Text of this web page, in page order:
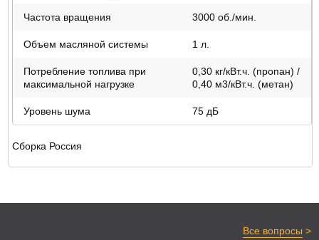
Частота вращения 3000 об./мин.
Объем масляной системы 1 л.
Потребление топлива при
максимальной нагрузке
0,30 кг/кВт.ч. (пропан) /
0,40 м3/кВт.ч. (метан)
Уровень шума 75 дБ
Сборка Россия
Все вопросы >